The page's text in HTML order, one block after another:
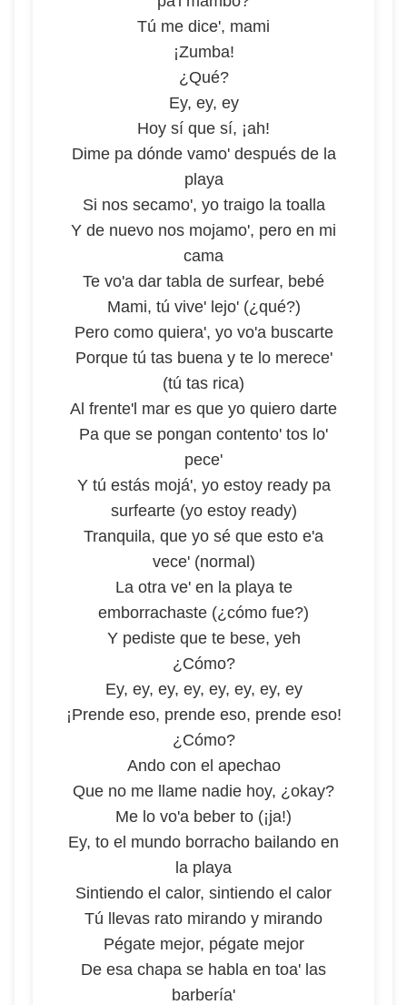
Tú me dice', mami
¡Zumba!
¿Qué?
Ey, ey, ey
Hoy sí que sí, ¡ah!
Dime pa dónde vamo' después de la
playa
Si nos secamo', yo traigo la toalla
Y de nuevo nos mojamo', pero en mi
cama
Te vo'a dar tabla de surfear, bebé
Mami, tú vive' lejo' (¿qué?)
Pero como quiera', yo vo'a buscarte
Porque tú tas buena y te lo merece'
(tú tas rica)
Al frente'l mar es que yo quiero darte
Pa que se pongan contento' tos lo'
pece'
Y tú estás mojá', yo estoy ready pa
surfearte (yo estoy ready)
Tranquila, que yo sé que esto e'a
vece' (normal)
La otra ve' en la playa te
emborrachaste (¿cómo fue?)
Y pediste que te bese, yeh
¿Cómo?
Ey, ey, ey, ey, ey, ey, ey, ey
¡Prende eso, prende eso, prende eso!
¿Cómo?
Ando con el apechao
Que no me llame nadie hoy, ¿okay?
Me lo vo'a beber to (¡ja!)
Ey, to el mundo borracho bailando en
la playa
Sintiendo el calor, sintiendo el calor
Tú llevas rato mirando y mirando
Pégate mejor, pégate mejor
De esa chapa se habla en toa' las
barbería'